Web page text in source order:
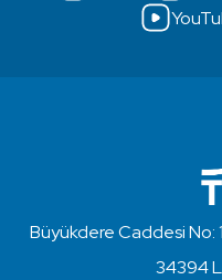
Büyükdere Caddesi No:
34394